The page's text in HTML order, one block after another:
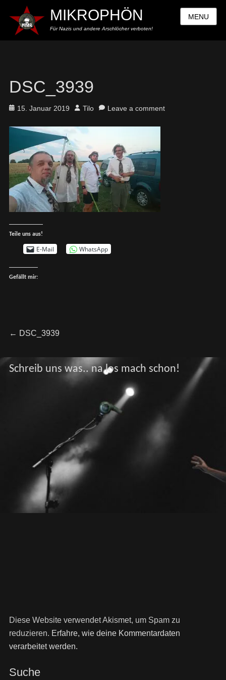
MIKROPHÖN
Für Nazis und andere Arschlöcher verboten!
MENU
DSC_3939
Posted
15. Januar 2019 Author
Tilo Leave a comment
Teile uns aus!
E-Mail WhatsApp
Gefällt mir:
Beitragsnavigation
← Previous
DSC_3939
Schreib uns was.. na los mach schon!
Diese Website verwendet Akismet, um Spam zu
reduzieren. Erfahre, wie deine Kommentardaten
verarbeitet werden.
Suche